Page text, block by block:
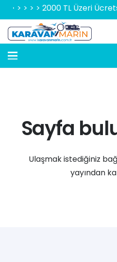
> > > > 2000 TL Üzeri
Sayfa
Ulaşmak istediğiniz
yayından